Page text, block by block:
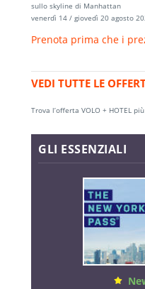
sullo skyline di Manhattan
venerdì 14 / giovedì 20 agosto
Prenota prima che i
VEDI TUTTE LE
Trova l’offerta VOLO + HOTEL
GLI ESSENZIALI